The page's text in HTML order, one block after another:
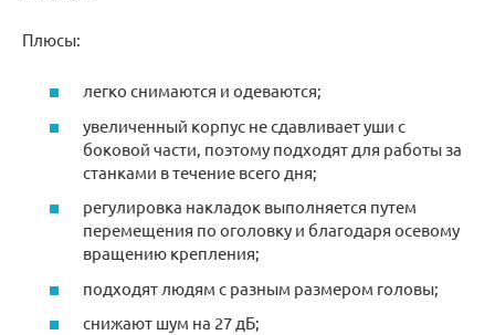
Плюсы:
легко снимаются и одеваются;
увеличенный корпус не сдавливает уши с
боковой части, поэтому подходят для работы за
станками в течение всего дня;
регулировка накладок выполняется путем
перемещения по оголовку и благодаря осевому
вращению крепления;
подходят людям с разным размером головы;
снижают шум на 27 дБ;